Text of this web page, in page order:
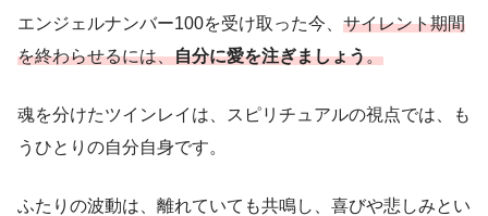
エンジェルナンバー100を受け取った今、 サイレント期間
を終わらせるには、自分に愛を注ぎましょう。
魂を分けたツインレイは、スピリチュアルの視点では、も
うひとりの自分自身です。
ふたりの波動は、離れていても共鳴し、喜びや悲しみとい